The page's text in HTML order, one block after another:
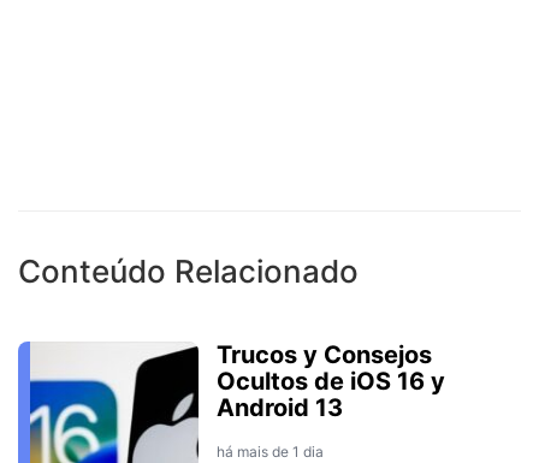
Conteúdo Relacionado
Trucos y Consejos
Ocultos de iOS 16 y
Android 13
há mais de 1 dia